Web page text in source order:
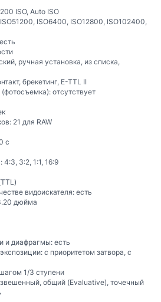
ISO, Auto ISO
ISO6400, ISO12800, ISO102400,
ручная установка, из списка,
брекетинг, E-TTL II
отсутствует
21 для RAW
c
3:2, 1:1, 16:9
видоискателя: есть
дюйма
и диафрагмы: есть
с приоритетом затвора, с
1/3 ступени
общий (Evaluative), точечный